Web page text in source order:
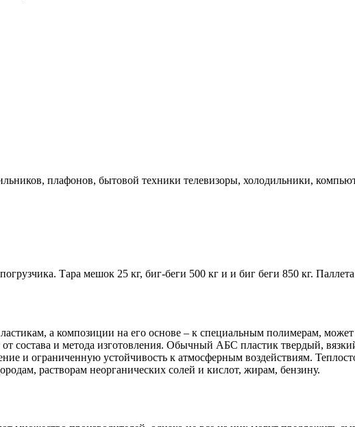
плафонов, бытовой техники телевизоры, холодильники,
Тара мешок 25 кг, биг-беги 500 кг и и биг беги 850 кг.
а композиции на его основе – к специальным полимерам,
от состава и метода изготовления. Обычный АБС пластик твердый,
и ограниченную устойчивость к атмосферным воздействиям.
растворам неорганических солей и кислот, жирам, бензину.